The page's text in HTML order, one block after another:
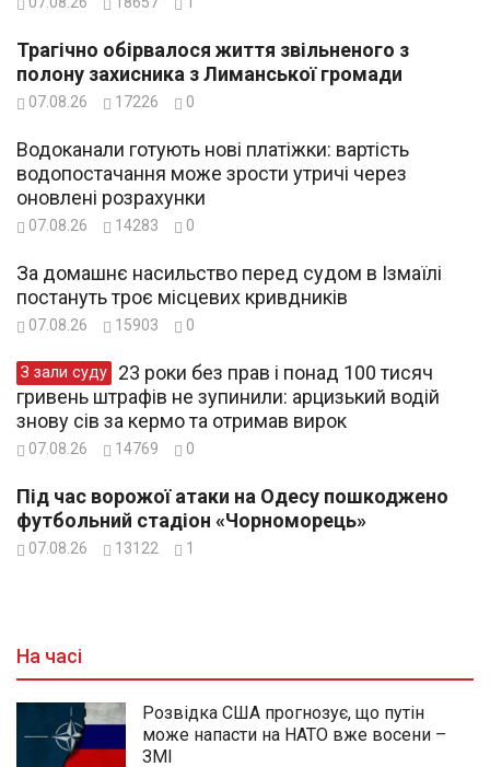
Трагічно обірвалося життя звільненого з
полону захисника з Лиманської громади
07.08.26 17226 0
Водоканали готують нові платіжки: вартість
водопостачання може зрости утричі через
оновлені розрахунки
07.08.26 14283 0
За домашнє насильство перед судом в Ізмаїлі
постануть троє місцевих кривдників
07.08.26 15903 0
З зали суду
гривень штрафів не зупинили: арцизький водій
знову сів за кермо та отримав вирок
07.08.26 14769 0
Під час ворожої атаки на Одесу пошкоджено
футбольний стадіон «Чорноморець»
07.08.26 13122 1
На часі
Розвідка США прогнозує, що путін
може напасти на НАТО вже восени –
ЗМІ